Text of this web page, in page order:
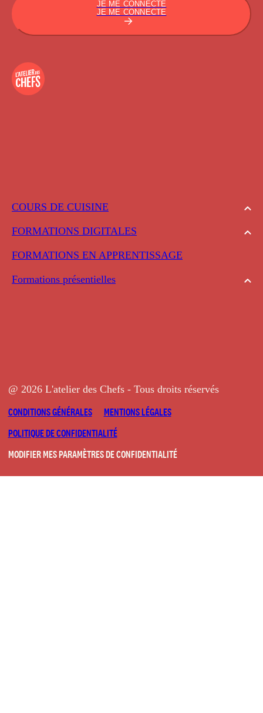
COURS DE CUISINE
FORMATIONS DIGITALES
FORMATIONS EN APPRENTISSAGE
Formations présentielles
JE ME CONNECTE
JE ME CONNECTE
@ 2026 L'atelier des Chefs - Tous droits réservés
CONDITIONS GÉNÉRALES
MENTIONS LÉGALES
POLITIQUE DE CONFIDENTIALITÉ
MODIFIER MES PARAMÈTRES DE CONFIDENTIALITÉ